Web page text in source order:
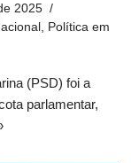
2025
Política em
(PSD) foi a
parlamentar,